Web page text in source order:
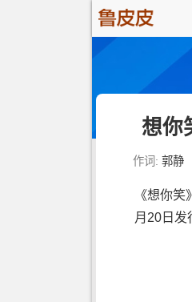
想你
作词: 郭静
《想你
月20日发